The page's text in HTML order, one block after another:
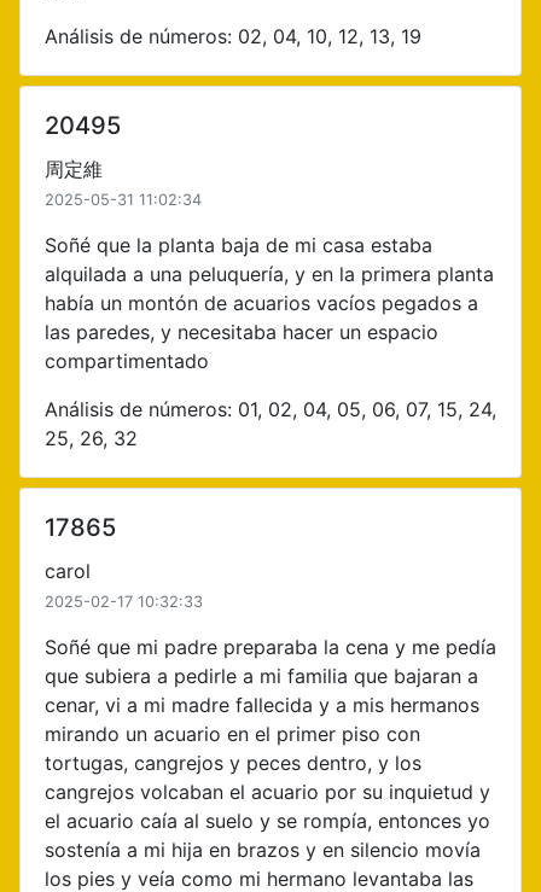
Análisis de números: 02, 04, 10, 12, 13, 19
20495
周定維
2025-05-31 11:02:34
Soñé que la planta baja de mi casa estaba
alquilada a una peluquería, y en la primera planta
había un montón de acuarios vacíos pegados a
las paredes, y necesitaba hacer un espacio
compartimentado
Análisis de números: 01, 02, 04, 05, 06, 07, 15, 24,
25, 26, 32
17865
carol
2025-02-17 10:32:33
Soñé que mi padre preparaba la cena y me pedía
que subiera a pedirle a mi familia que bajaran a
cenar, vi a mi madre fallecida y a mis hermanos
mirando un acuario en el primer piso con
tortugas, cangrejos y peces dentro, y los
cangrejos volcaban el acuario por su inquietud y
el acuario caía al suelo y se rompía, entonces yo
sostenía a mi hija en brazos y en silencio movía
los pies y veía como mi hermano levantaba las